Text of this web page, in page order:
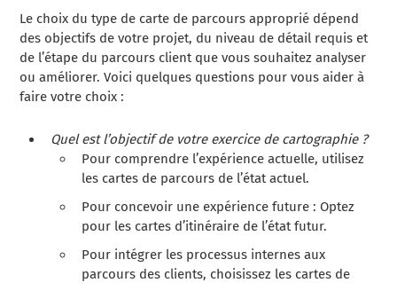
Le choix du type de carte de parcours approprié dépend
des objectifs de votre projet, du niveau de détail requis et
de l’étape du parcours client que vous souhaitez analyser
ou améliorer. Voici quelques questions pour vous aider à
faire votre choix :
Quel est l’objectif de votre exercice de cartographie ?
Pour comprendre l’expérience actuelle, utilisez
les cartes de parcours de l’état actuel.
Pour concevoir une expérience future : Optez
pour les cartes d’itinéraire de l’état futur.
Pour intégrer les processus internes aux
parcours des clients, choisissez les cartes de